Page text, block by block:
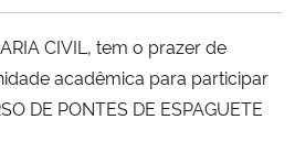
Inovações e Comunicações
CIVIL, tem o prazer de
acadêmica para participar
DE PONTES DE ESPAGUETE